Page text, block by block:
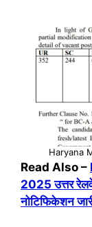
Haryana
Read Also –
2025 उत्तर
नोटिफिकेशन